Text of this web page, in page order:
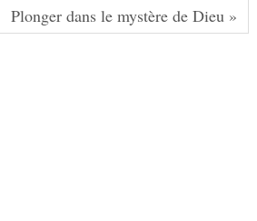
Plonger dans le mystère de Dieu »